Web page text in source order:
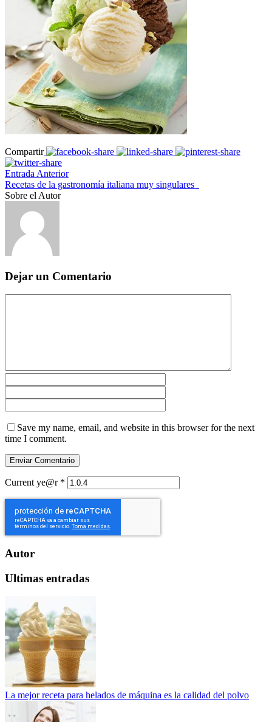
Compartir
Entrada Anterior
Recetas de la gastronomía italiana muy singulares
Sobre el Autor
Dejar un Comentario
Save my name, email, and website in this browser for the next
time I comment.
Current ye@r *
Autor
Ultimas entradas
La mejor receta para helados de máquina es la calidad del polvo